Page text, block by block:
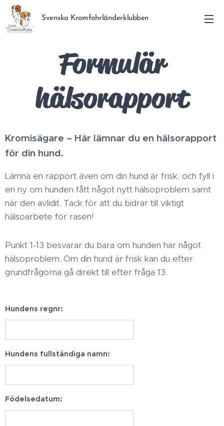
Svenska Kromfohrländerklubben
Formulär
hälsorapport
Kromisägare – Här lämnar du en hälsorapport
för din hund.
Lämna en rapport även om din hund är frisk, och fyll i
en ny om hunden fått något nytt hälsoproblem samt
när den avlidit. Tack för att du bidrar till viktigt
hälsoarbete för rasen!
Punkt 1-13 besvarar du bara om hunden har något
hälsoproblem. Om din hund är frisk kan du efter
grundfrågorna gå direkt till efter fråga 13.
Hundens regnr:
Hundens fullständiga namn:
Födelsedatum: